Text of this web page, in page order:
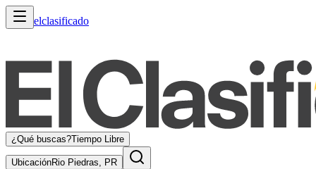
elclasificado
¿Qué buscas?Tiempo Libre
UbicaciónRio Piedras, PR